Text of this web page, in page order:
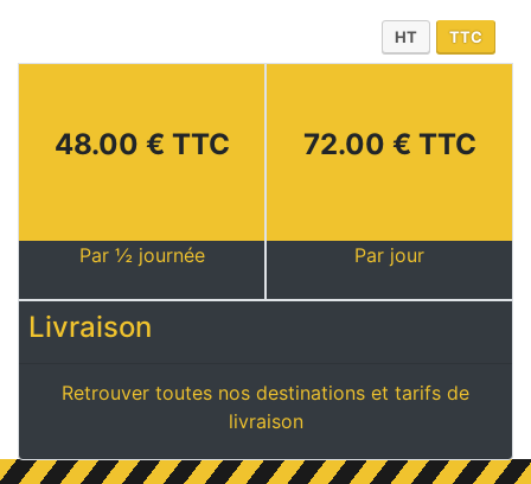
HT TTC
48.00 € TTC
Par ½ journée
72.00 € TTC
Par jour
Livraison
Retrouver toutes nos destinations et tarifs de
livraison